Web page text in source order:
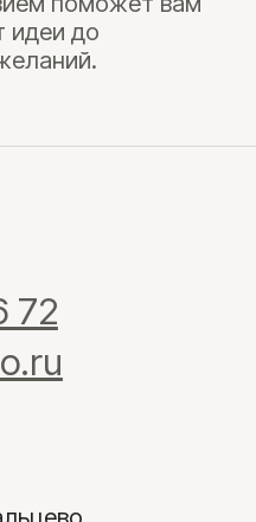
свое согласие на
в
от 27.07.2006